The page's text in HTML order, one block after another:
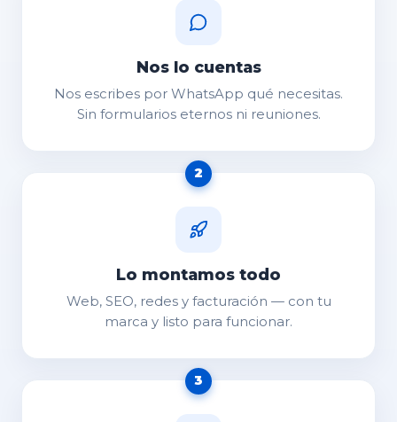
Nos lo cuentas
Nos escribes por WhatsApp qué necesitas.
Sin formularios eternos ni reuniones.
2
Lo montamos todo
Web, SEO, redes y facturación — con tu
marca y listo para funcionar.
3